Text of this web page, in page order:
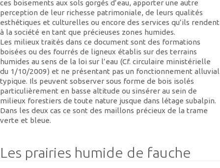
ces boisements aux sols gorgés d’eau, apporter une autre
perception de leur richesse patrimoniale, de leurs qualités
esthétiques et culturelles ou encore des services qu’ils rendent
à la société en tant que précieuses zones humides.
Les milieux traités dans ce document sont des formations
boisées ou des fourrés de ligneux établis sur des terrains
humides au sens de la loi sur l’eau (Cf. circulaire ministérielle
du 1/10/2009) et ne présentant pas un fonctionnement alluvial
typique. Ils peuvent sobserver sous forme de bois isolés
particulièrement en basse altitude ou sinsérer au sein de
milieux forestiers de toute nature jusque dans létage subalpin.
Dans les deux cas ce sont des maillons précieux de la trame
verte et bleue.
Les prairies humide de fauche